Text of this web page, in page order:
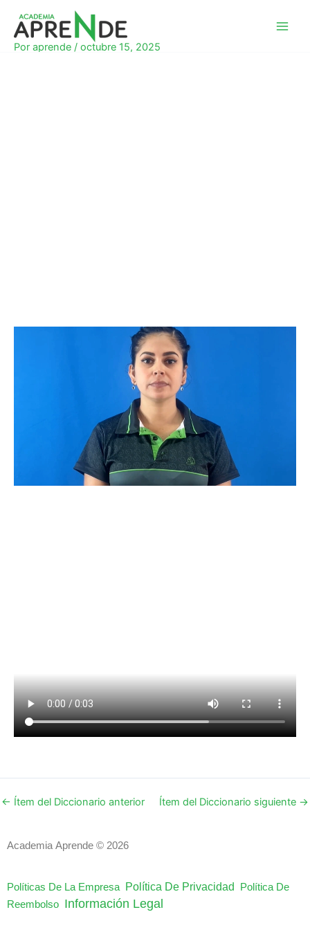
contenido
Por aprende / octubre 15, 2025
← Ítem del Diccionario anterior Ítem del Diccionario siguiente →
Academia Aprende © 2026
Políticas De La Empresa Política De Privacidad
Política De
Reembolso Información Legal